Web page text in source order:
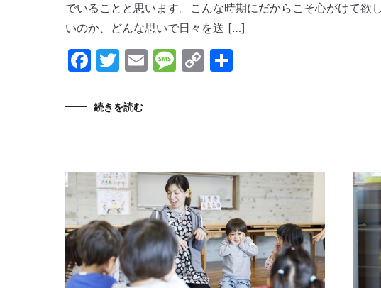
でいることと思います。こんな時期にだからこそ心がけて欲
いのか、どんな思いで日々を送 […]
Facebook
Twitter
EmailMessage
Copy
続きを読む